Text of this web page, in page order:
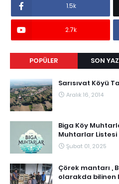
1.5k
2.7k
POPÜLER SON
Sarısıvat Köyü
Aralık 16, 2014
Biga Köy
Muhtarlar Listesi
Şubat 01, 2025
Çörek mantarı ,
olarakda bilinen